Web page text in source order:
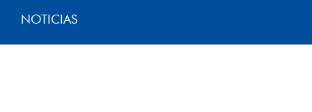
NOTICIAS